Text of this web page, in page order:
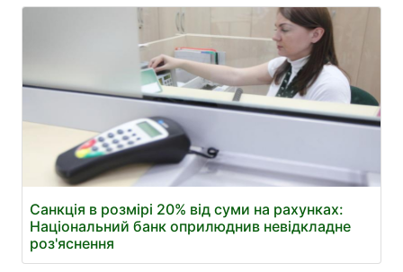
Санкція в розмірі 20% від суми на рахунках:
Національний банк оприлюднив невідкладне
роз'яснення